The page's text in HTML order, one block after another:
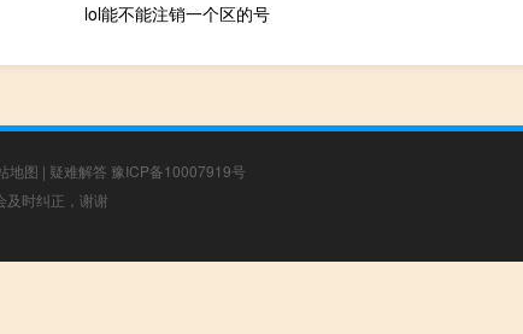
lol能不能注销一个区的号
地图 | 疑难解答 豫ICP备10007919号
及时纠正，谢谢